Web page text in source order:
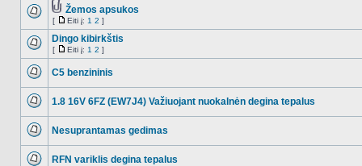
į
NO_UNREAD_POSTS
Tema
turi
prikabintų
failų
Žemos apsukos
[
Eiti
į
Eiti į: 1 2 ]
NO_UNREAD_POSTS
Dingo kibirkštis
[
Eiti
Eiti į: 1 2 ]
C5 benzininis
1.8 16V 6FZ (EW7J4) Važiuojant nuokalnėn degina tepalus
Nesuprantamas gedimas
RFN variklis degina tepalus